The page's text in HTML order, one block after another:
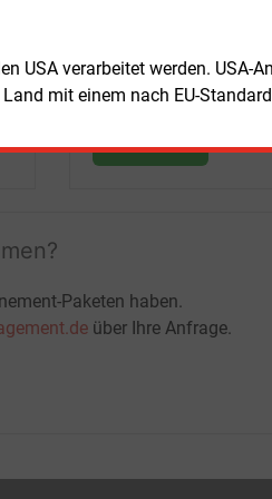
USA verarbeitet werden. USA-
mit einem nach EU-
LOGIN
Paketen haben.
über Ihre Anfrage.